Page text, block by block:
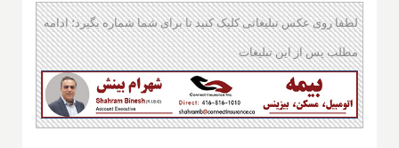
لطفا روی عکس تبلیغاتی کلیک کنید تا برای شما شماره بگیرد؛ ادامه
مطلب پس از این تبلیغات